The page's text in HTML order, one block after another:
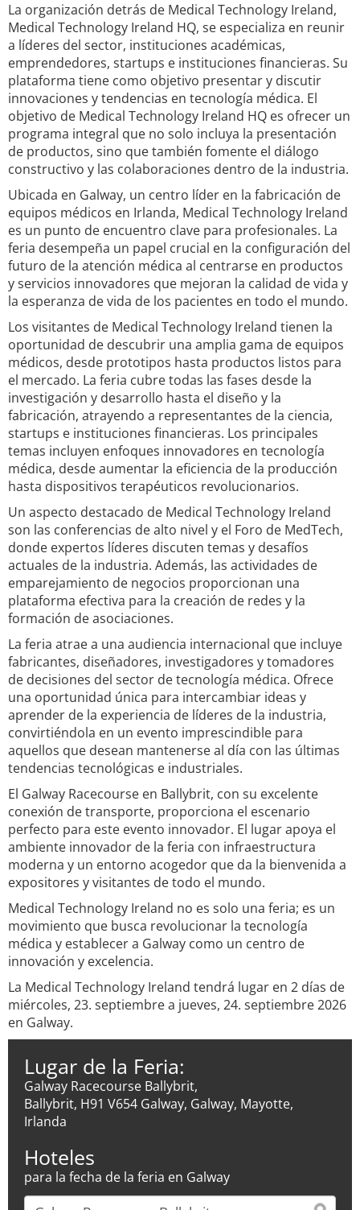
La organización detrás de Medical Technology Ireland,
Medical Technology Ireland HQ, se especializa en reunir
a líderes del sector, instituciones académicas,
emprendedores, startups e instituciones financieras. Su
plataforma tiene como objetivo presentar y discutir
innovaciones y tendencias en tecnología médica. El
objetivo de Medical Technology Ireland HQ es ofrecer un
programa integral que no solo incluya la presentación
de productos, sino que también fomente el diálogo
constructivo y las colaboraciones dentro de la industria.
Ubicada en Galway, un centro líder en la fabricación de
equipos médicos en Irlanda, Medical Technology Ireland
es un punto de encuentro clave para profesionales. La
feria desempeña un papel crucial en la configuración del
futuro de la atención médica al centrarse en productos
y servicios innovadores que mejoran la calidad de vida y
la esperanza de vida de los pacientes en todo el mundo.
Los visitantes de Medical Technology Ireland tienen la
oportunidad de descubrir una amplia gama de equipos
médicos, desde prototipos hasta productos listos para
el mercado. La feria cubre todas las fases desde la
investigación y desarrollo hasta el diseño y la
fabricación, atrayendo a representantes de la ciencia,
startups e instituciones financieras. Los principales
temas incluyen enfoques innovadores en tecnología
médica, desde aumentar la eficiencia de la producción
hasta dispositivos terapéuticos revolucionarios.
Un aspecto destacado de Medical Technology Ireland
son las conferencias de alto nivel y el Foro de MedTech,
donde expertos líderes discuten temas y desafíos
actuales de la industria. Además, las actividades de
emparejamiento de negocios proporcionan una
plataforma efectiva para la creación de redes y la
formación de asociaciones.
La feria atrae a una audiencia internacional que incluye
fabricantes, diseñadores, investigadores y tomadores
de decisiones del sector de tecnología médica. Ofrece
una oportunidad única para intercambiar ideas y
aprender de la experiencia de líderes de la industria,
convirtiéndola en un evento imprescindible para
aquellos que desean mantenerse al día con las últimas
tendencias tecnológicas e industriales.
El Galway Racecourse en Ballybrit, con su excelente
conexión de transporte, proporciona el escenario
perfecto para este evento innovador. El lugar apoya el
ambiente innovador de la feria con infraestructura
moderna y un entorno acogedor que da la bienvenida a
expositores y visitantes de todo el mundo.
Medical Technology Ireland no es solo una feria; es un
movimiento que busca revolucionar la tecnología
médica y establecer a Galway como un centro de
innovación y excelencia.
La Medical Technology Ireland tendrá lugar en 2 días de
miércoles, 23. septiembre a jueves, 24. septiembre 2026
en Galway.
Lugar de la Feria:
Galway Racecourse Ballybrit,
Ballybrit, H91 V654 Galway, Galway, Mayotte,
Irlanda
Hoteles
para la fecha de la feria en Galway